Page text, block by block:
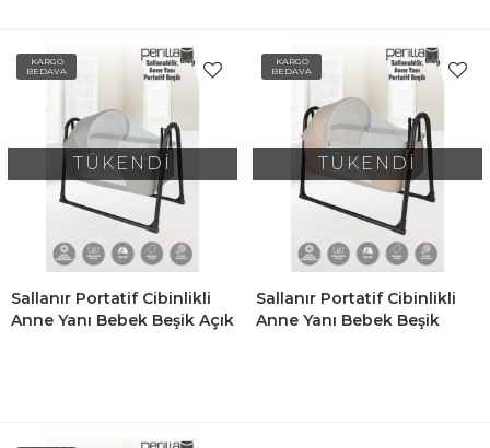
KARGO
BEDAVA
TÜKENDİ
Sallanır Portatif Cibinlikli
Anne Yanı Bebek Beşik Açık
KARGO
BEDAVA
TÜKENDİ
Sallanır Portatif Cibinlikli
Anne Yanı Bebek Beşik